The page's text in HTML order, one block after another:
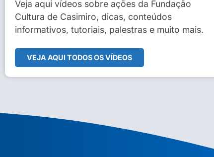
Veja aqui vídeos sobre ações da Fundação
Cultura de Casimiro, dicas, conteúdos
informativos, tutoriais, palestras e muito mais.
VEJA AQUI TODOS OS VÍDEOS
Sidney Macedo de Oliveira
Veja Vídeo Completo